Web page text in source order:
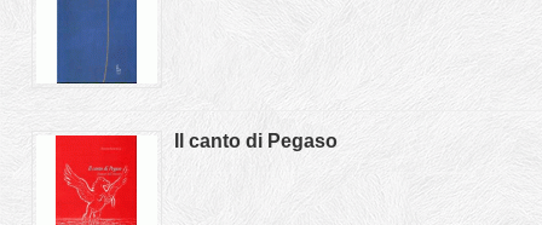
Il canto di Pegaso